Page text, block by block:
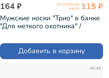
164 ₽ по клубной
карте 115 ₽
Мужские носки "Трио" в банке
"Для меткого охотника" /
Добавить в корзину
40-45